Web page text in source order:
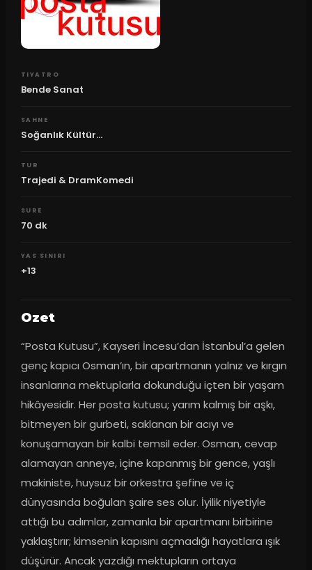
TIYATRO
Bende Sanat
SAHNE
Soğanlık Kültür...
TUR
Trajedi & DramKomedi
SURE
70 dk
YAS SINIRI
+13
Ozet
“Posta Kutusu”, Kayseri İncesu’dan İstanbul’a gelen
genç kapıcı Osman’ın, bir apartmanın yalnız ve kırgın
insanlarına mektuplarla dokunduğu içten bir yaşam
hikâyesidir. Her posta kutusu; yarım kalmış bir aşkı,
bitmeyen bir gurbeti, saklanan bir acıyı ve
konuşamayan bir kalbi temsil eder. Osman, cevap
alamayan anneye, içine kapanmış bir gence, yaşlı
makiniste, huysuz bir orkestra şefine ve iç
dünyasında boğulan şaire ses olur. İyilik niyetiyle
attığı bu adımlar, zamanla bir apartmanı birbirine
yaklaştırır; kimsenin kapısını açmadığı hayatlara ışık
düşürür. Ancak yazdığı mektupların ortaya